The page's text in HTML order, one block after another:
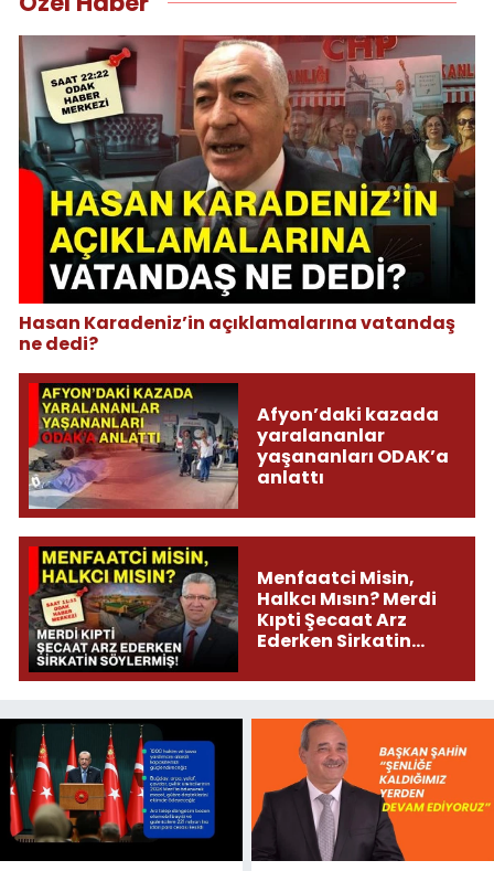
Hasan Karadeniz’in açıklamalarına vatandaş
ne dedi?
Afyon’daki kazada
yaralananlar
yaşananları ODAK’a
anlattı
Menfaatci Misin,
Halkcı Mısın? Merdi
Kıpti Şecaat Arz
Ederken Sirkatin